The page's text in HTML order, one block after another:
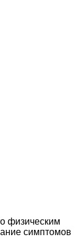
физическим
симптомов